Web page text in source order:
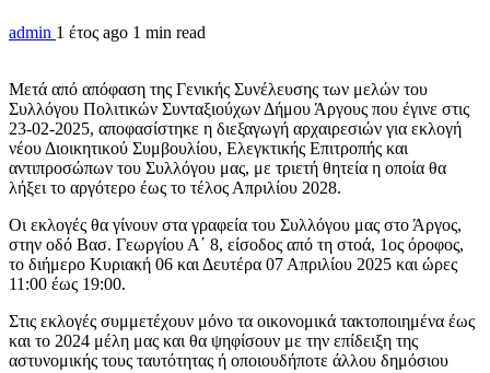
admin 1 έτος ago 1 min read
Μετά από απόφαση της Γενικής Συνέλευσης των μελών του
Συλλόγου Πολιτικών Συνταξιούχων Δήμου Άργους που έγινε στις
23-02-2025, αποφασίστηκε η διεξαγωγή αρχαιρεσιών για εκλογή
νέου Διοικητικού Συμβουλίου, Ελεγκτικής Επιτροπής και
αντιπροσώπων του Συλλόγου μας, με τριετή θητεία η οποία θα
λήξει το αργότερο έως το τέλος Απριλίου 2028.
Οι εκλογές θα γίνουν στα γραφεία του Συλλόγου μας στο Άργος,
στην οδό Βασ. Γεωργίου Α΄ 8, είσοδος από τη στοά, 1ος όροφος,
το διήμερο Κυριακή 06 και Δευτέρα 07 Απριλίου 2025 και ώρες
11:00 έως 19:00.
Στις εκλογές συμμετέχουν μόνο τα οικονομικά τακτοποιημένα έως
και το 2024 μέλη μας και θα ψηφίσουν με την επίδειξη της
αστυνομικής τους ταυτότητας ή οποιουδήποτε άλλου δημόσιου